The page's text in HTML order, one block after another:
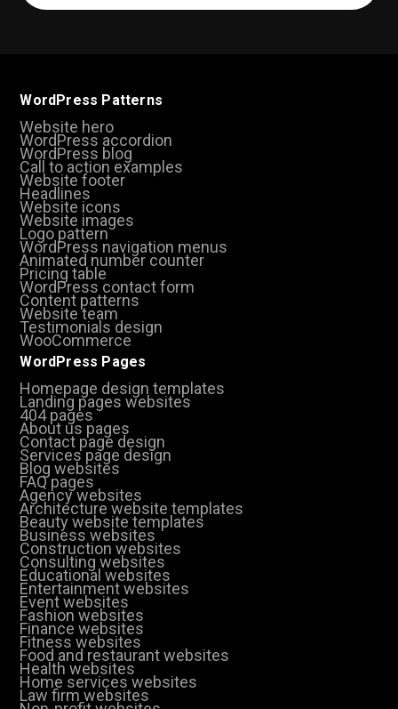
(Required)
WordPress Patterns
Website hero
WordPress accordion
WordPress blog
Call to action examples
Website footer
Headlines
Website icons
Website images
Logo pattern
WordPress navigation menus
Animated number counter
Pricing table
WordPress contact form
Content patterns
Website team
Testimonials design
WooCommerce
WordPress Pages
Homepage design templates
Landing pages websites
404 pages
About us pages
Contact page design
Services page design
Blog websites
FAQ pages
Agency websites
Architecture website templates
Beauty website templates
Business websites
Construction websites
Consulting websites
Educational websites
Entertainment websites
Event websites
Fashion websites
Finance websites
Fitness websites
Food and restaurant websites
Health websites
Home services websites
Law firm websites